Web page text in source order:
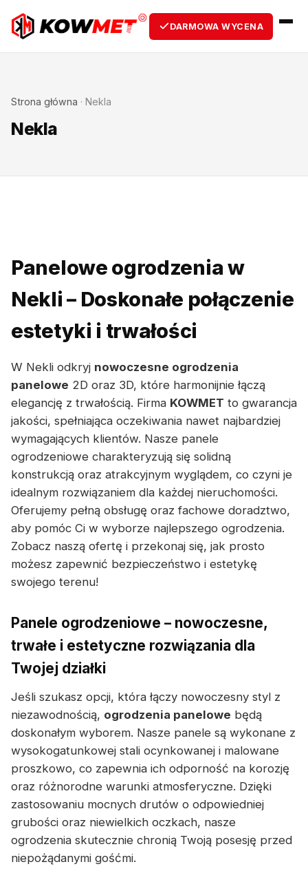
DARMOWA WYCENA
Strona główna · Nekla
Nekla
Panelowe ogrodzenia w
Nekli – Doskonałe połączenie
estetyki i trwałości
W Nekli odkryj nowoczesne ogrodzenia
panelowe 2D oraz 3D, które harmonijnie łączą
elegancję z trwałością. Firma KOWMET to gwarancja
jakości, spełniająca oczekiwania nawet najbardziej
wymagających klientów. Nasze panele
ogrodzeniowe charakteryzują się solidną
konstrukcją oraz atrakcyjnym wyglądem, co czyni je
idealnym rozwiązaniem dla każdej nieruchomości.
Oferujemy pełną obsługę oraz fachowe doradztwo,
aby pomóc Ci w wyborze najlepszego ogrodzenia.
Zobacz naszą ofertę i przekonaj się, jak prosto
możesz zapewnić bezpieczeństwo i estetykę
swojego terenu!
Panele ogrodzeniowe – nowoczesne,
trwałe i estetyczne rozwiązania dla
Twojej działki
Jeśli szukasz opcji, która łączy nowoczesny styl z
niezawodnością, ogrodzenia panelowe będą
doskonałym wyborem. Nasze panele są wykonane z
wysokogatunkowej stali ocynkowanej i malowane
proszkowo, co zapewnia ich odporność na korozję
oraz różnorodne warunki atmosferyczne. Dzięki
zastosowaniu mocnych drutów o odpowiedniej
grubości oraz niewielkich oczkach, nasze
ogrodzenia skutecznie chronią Twoją posesję przed
niepożądanymi gośćmi.